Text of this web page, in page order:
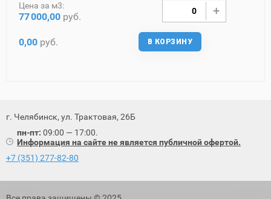
Цена за м3:
77000,00 руб.
0,00 руб. В КОРЗИНУ
г. Челябинск, ул. Трактовая, 26Б
пн-пт: 09:00 — 17:00.
Информация на сайте не является публичной офертой.
+7 (351) 277-82-80